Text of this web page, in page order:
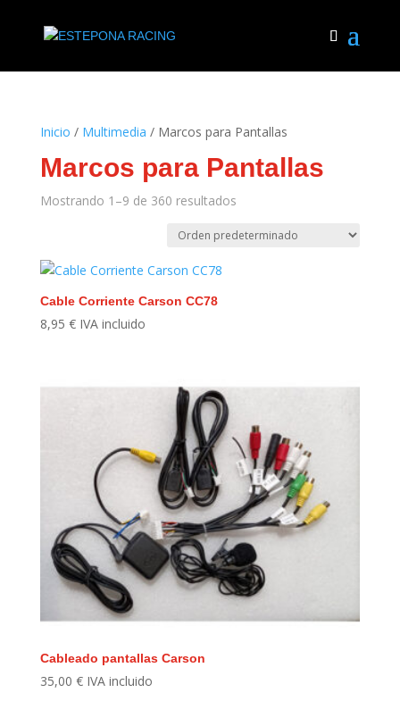
Inicio / Multimedia / Marcos para Pantallas
Marcos para Pantallas
Mostrando 1–9 de 360 resultados
Cable Corriente Carson CC78
8,95 € IVA incluido
Cableado pantallas Carson
35,00 € IVA incluido